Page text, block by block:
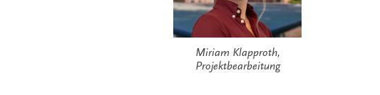
Miriam Klapproth,
Projektbearbeitung